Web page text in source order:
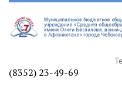
(8352) 23-49-69